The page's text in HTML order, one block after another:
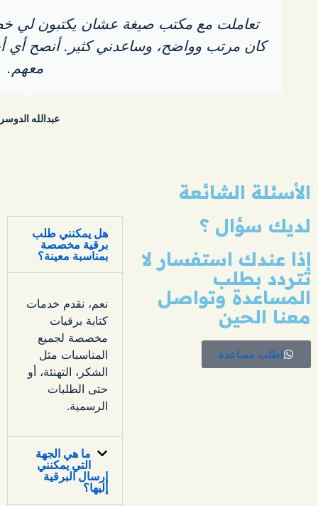
تعاملت مع مكتب صيغة عشان يكتبون لي
كان مرتب وواضح، وساعدني كثير. أنصح أي
معهم.
عبدالله
الأسئلة الشائعة
لديك سؤال ؟
إذا عندك استفسار لا
تتردد بطلب
المساعدة وتواصل
معنا الحين
اطلب مساعدة
هل يمكنني طلب
برقية مخصصة
بمناسبة معينة؟
نعم، نقدم خدمات
كتابة برقيات
مخصصة لجميع
المناسبات مثل
الشكر، التهنئة، أو
حتى الطلبات
الرسمية.
ما هي الجهة
التي يمكنني
إرسال البرقية
إليها؟